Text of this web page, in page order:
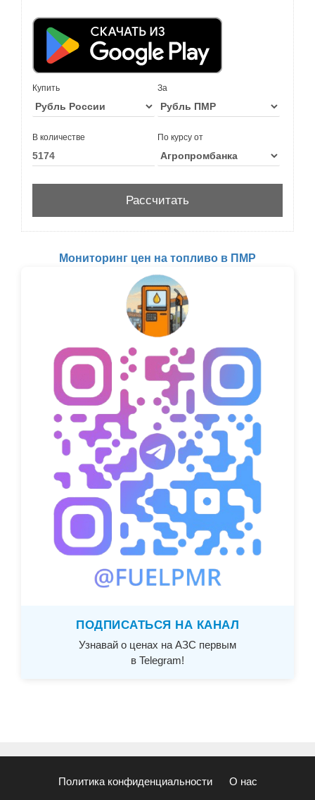
Купить За
В количестве По курсу от
Мониторинг цен на топливо в ПМР
ПОДПИСАТЬСЯ НА КАНАЛ
Узнавай о ценах на АЗС первым
в Telegram!
Политика конфиденциальности О нас